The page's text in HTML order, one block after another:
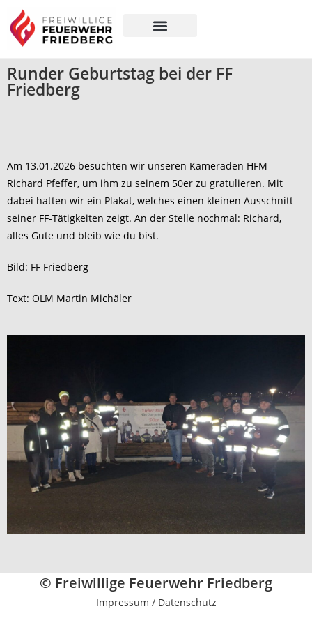
Runder Geburtstag bei der FF
Friedberg
Am 13.01.2026 besuchten wir unseren Kameraden HFM
Richard Pfeffer, um ihm zu seinem 50er zu gratulieren. Mit
dabei hatten wir ein Plakat, welches einen kleinen Ausschnitt
seiner FF-Tätigkeiten zeigt. An der Stelle nochmal: Richard,
alles Gute und bleib wie du bist.
Bild: FF Friedberg
Text: OLM Martin Michäler
© Freiwillige Feuerwehr Friedberg
Impressum / Datenschutz